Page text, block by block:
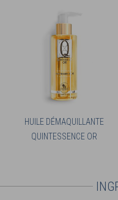
HUILE DÉMAQUILLANTE
QUINTESSENCE OR